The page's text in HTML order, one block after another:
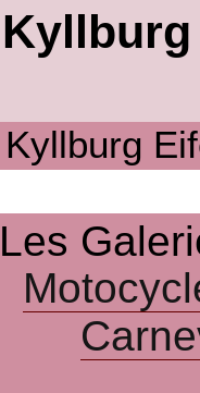
Kyllburg
Kyllburg
Les